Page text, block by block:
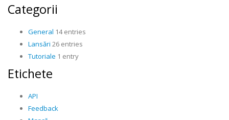
Categorii
General 14 entries
Lansări 26 entries
Tutoriale 1 entry
Etichete
API
Feedback